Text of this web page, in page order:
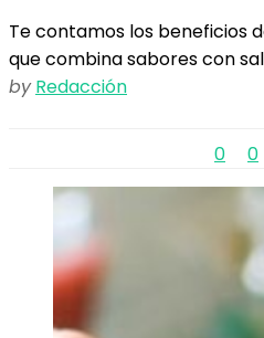
Te contamos los beneficios
que combina sabores con
by Redacción
0 0